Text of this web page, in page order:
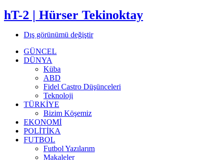
hT-2 | Hürser Tekinoktay
Dış görünümü değiştir
GÜNCEL
DÜNYA
Küba
ABD
Fidel Castro Düşünceleri
Teknoloji
TÜRKİYE
Bizim Köşemiz
EKONOMİ
POLİTİKA
FUTBOL
Futbol Yazılarım
Makaleler